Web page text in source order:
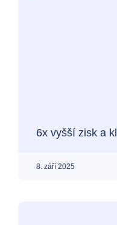
6x vyšší zisk a
8. září 2025